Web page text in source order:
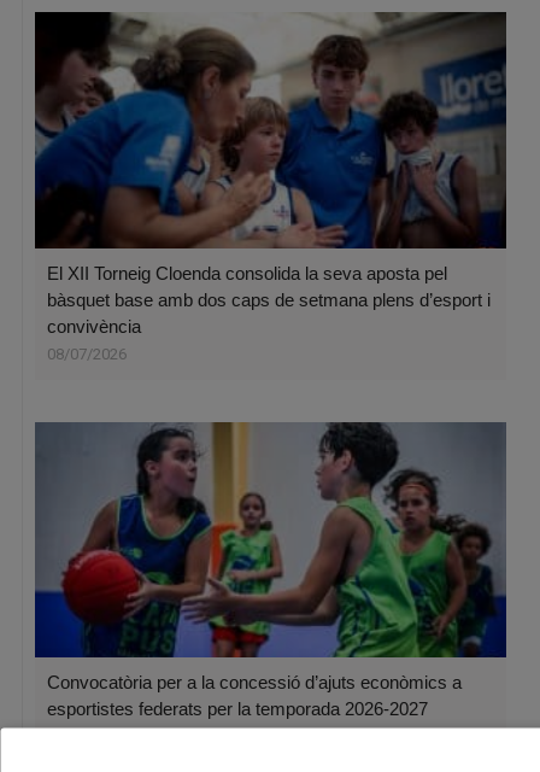
El XII Torneig Cloenda consolida la seva aposta pel
bàsquet base amb dos caps de setmana plens d’esport i
convivència
08/07/2026
Convocatòria per a la concessió d’ajuts econòmics a
esportistes federats per la temporada 2026-2027